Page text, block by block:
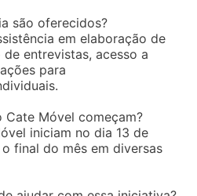
são oferecidos?
em elaboração de
entrevistas, acesso a
para
Cate Móvel começam?
iniciam no dia 13 de
final do mês em diversas